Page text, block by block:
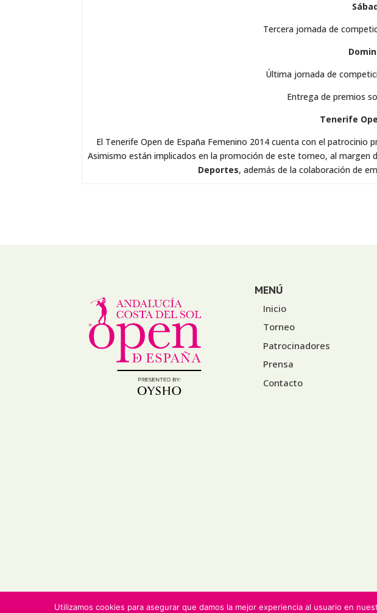
Tercera jornada de
Última jornada de
Entrega de premios
Tenerife
El Tenerife Open de España Femenino 2014 cuenta con el patrocinio
Asimismo están implicados en la promoción de este torneo, al margen
Deportes, además de la colaboración de
MENÚ
Inicio
Torneo
Patrocinadores
Prensa
Contacto
© Deporte & Business. Todos los derechos reservados.
Utilizamos cookies para asegurar que damos la mejor experiencia al usuario en